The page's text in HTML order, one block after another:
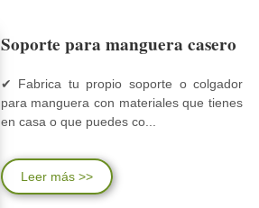
Soporte para manguera casero
✔ Fabrica tu propio soporte o colgador
para manguera con materiales que tienes
en casa o que puedes co...
Leer más >>